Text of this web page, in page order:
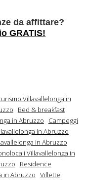
da affittare?
GRATIS!
Villavallelonga in
Bed & breakfast
in Abruzzo
Campeggi
in Abruzzo
in Abruzzo
Villavallelonga in
Residence
in Abruzzo Villette